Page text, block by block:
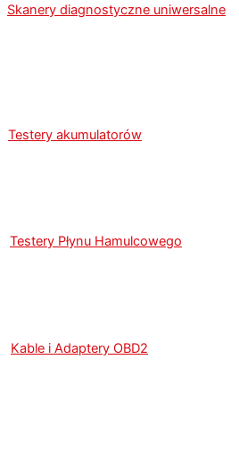
Skanery diagnostyczne uniwersalne
Testery akumulatorów
Testery Płynu Hamulcowego
Kable i Adaptery OBD2